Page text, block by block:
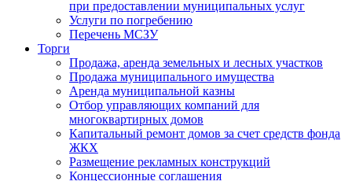
при предоставлении муниципальных услуг
Услуги по погребению
Перечень МСЗУ
Торги
Продажа, аренда земельных и лесных участков
Продажа муниципального имущества
Аренда муниципальной казны
Отбор управляющих компаний для
многоквартирных домов
Капитальный ремонт домов за счет средств фонда
ЖКХ
Размещение рекламных конструкций
Концессионные соглашения